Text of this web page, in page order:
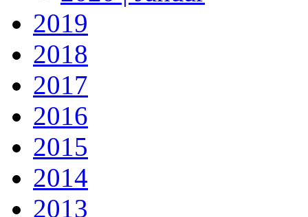
2019
2018
2017
2016
2015
2014
2013